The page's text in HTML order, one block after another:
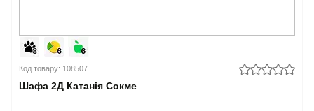
Код товару: 108507
Шафа 2Д Катанія Сокме